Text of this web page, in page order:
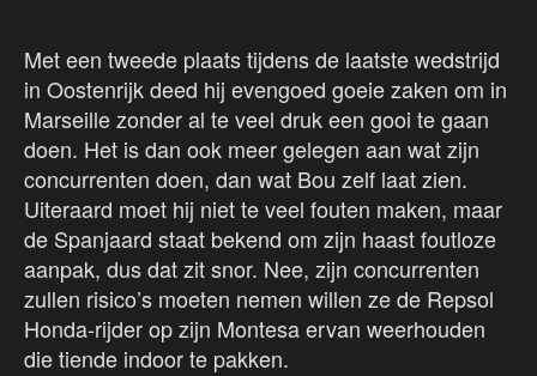
Met een tweede plaats tijdens de laatste wedstrijd
in Oostenrijk deed hij evengoed goeie zaken om in
Marseille zonder al te veel druk een gooi te gaan
doen. Het is dan ook meer gelegen aan wat zijn
concurrenten doen, dan wat Bou zelf laat zien.
Uiteraard moet hij niet te veel fouten maken, maar
de Spanjaard staat bekend om zijn haast foutloze
aanpak, dus dat zit snor. Nee, zijn concurrenten
zullen risico’s moeten nemen willen ze de Repsol
Honda-rijder op zijn Montesa ervan weerhouden
die tiende indoor te pakken.